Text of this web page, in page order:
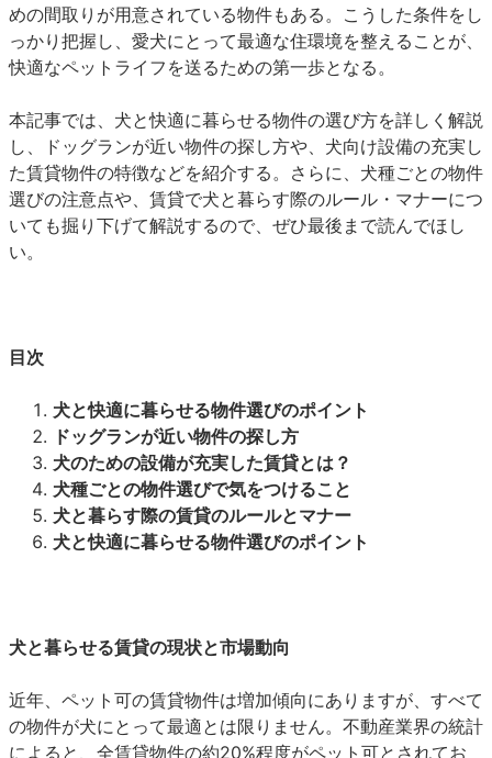
めの間取りが用意されている物件もある。こうした条件をし
っかり把握し、愛犬にとって最適な住環境を整えることが、
快適なペットライフを送るための第一歩となる。
本記事では、犬と快適に暮らせる物件の選び方を詳しく解説
し、ドッグランが近い物件の探し方や、犬向け設備の充実し
た賃貸物件の特徴などを紹介する。さらに、犬種ごとの物件
選びの注意点や、賃貸で犬と暮らす際のルール・マナーにつ
いても掘り下げて解説するので、ぜひ最後まで読んでほし
い。
目次
犬と快適に暮らせる物件選びのポイント
ドッグランが近い物件の探し方
犬のための設備が充実した賃貸とは？
犬種ごとの物件選びで気をつけること
犬と暮らす際の賃貸のルールとマナー
犬と快適に暮らせる物件選びのポイント
犬と暮らせる賃貸の現状と市場動向
近年、ペット可の賃貸物件は増加傾向にありますが、すべて
の物件が犬にとって最適とは限りません。不動産業界の統計
によると、全賃貸物件の約20%程度がペット可とされてお